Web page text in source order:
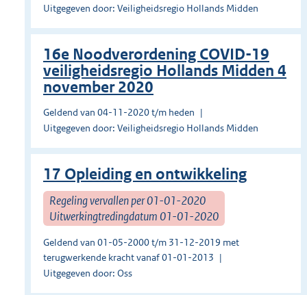
Uitgegeven door: Veiligheidsregio Hollands Midden
16e Noodverordening COVID-19
veiligheidsregio Hollands Midden 4
november 2020
Geldend van 04-11-2020 t/m heden
Uitgegeven door: Veiligheidsregio Hollands Midden
17 Opleiding en ontwikkeling
Regeling vervallen per 01-01-2020
Uitwerkingtredingdatum 01-01-2020
Geldend van 01-05-2000 t/m 31-12-2019 met
terugwerkende kracht vanaf 01-01-2013
Uitgegeven door: Oss